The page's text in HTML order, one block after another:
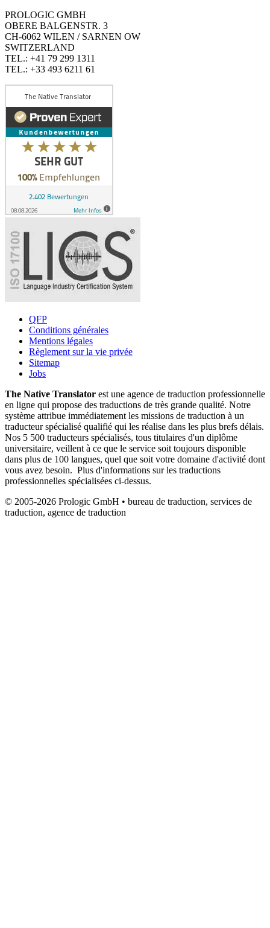
PROLOGIC GMBH
OBERE BALGENSTR. 3
CH-6062 WILEN / SARNEN OW
SWITZERLAND
TEL.: +41 79 299 1311
TEL.: +33 493 6211 61
QFP
Conditions générales
Mentions légales
Règlement sur la vie privée
Sitemap
Jobs
The Native Translator est une agence de traduction professionnelle
en ligne qui propose des traductions de très grande qualité. Notre
système attribue immédiatement les missions de traduction à un
traducteur spécialisé qualifié qui les réalise dans les plus brefs délais.
Nos 5 500 traducteurs spécialisés, tous titulaires d'un diplôme
universitaire, veillent à ce que le service soit toujours disponible
dans plus de 100 langues, quel que soit votre domaine d'activité dont
vous avez besoin. Plus d'informations sur les traductions
professionnelles spécialisées ci-dessus.
© 2005-2026 Prologic GmbH • bureau de traduction, services de
traduction, agence de traduction